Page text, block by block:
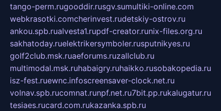
tango-perm.rugooddir.rusgv.sumultiki-online.com
webkrasotki.comcherinvest.rudetskiy-ostrov.ru
ankou.spb.rualvesta1.rupdf-creator.runix-files.org.ru
sakhatoday.ruelektrikersymboler.rusputnikyes.ru
golf2club.msk.ruaeforums.ruzallclub.ru
multimodal.msk.ruhabaigry.ruhaikko.rusobakopedia.ru
isz-fest.ruewnc.infoscreensaver-clock.net.ru
volnav.spb.rucomnat.runpf.net.ru7bit.pp.rukalugatur.ru
tesiaes.rucard.com.rukazanka.spb.ru